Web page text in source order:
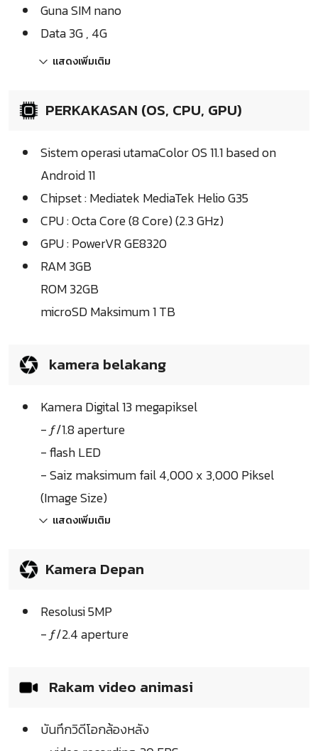
Guna SIM nano
Data 3G , 4G
แสดงเพิ่มเติม
PERKAKASAN (OS, CPU, GPU)
Sistem operasi utamaColor OS 11.1 based on
Android 11
Chipset : Mediatek MediaTek Helio G35
CPU : Octa Core (8 Core) (2.3 GHz)
GPU : PowerVR GE8320
RAM 3GB
ROM 32GB
microSD Maksimum 1 TB
kamera belakang
Kamera Digital 13 megapiksel
- ƒ/1.8 aperture
- flash LED
- Saiz maksimum fail 4,000 x 3,000 Piksel
(Image Size)
แสดงเพิ่มเติม
Kamera Depan
Resolusi 5MP
- ƒ/2.4 aperture
Rakam video animasi
บันทึกวิดีโอกล้องหลัง